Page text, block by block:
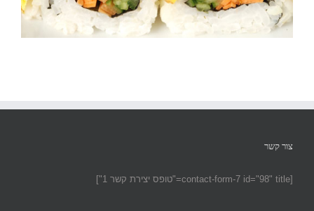
צור קשר
[contact-form-7 id="98" title="טופס יצירת קשר 1"]